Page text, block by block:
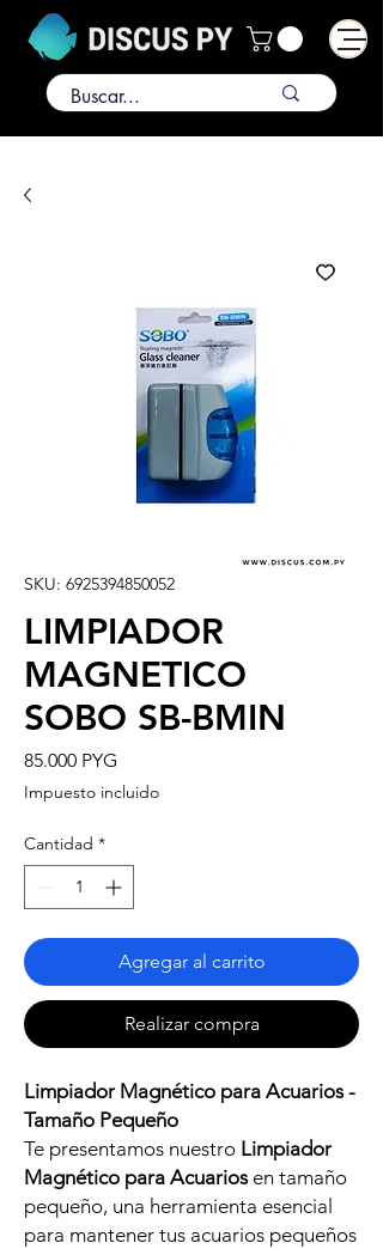
SKU: 6925394850052
LIMPIADOR
MAGNETICO
SOBO SB-BMIN
85.000 PYG
Impuesto incluido
Cantidad *
Agregar al carrito
Realizar compra
Limpiador Magnético para Acuarios -
Tamaño Pequeño
Te presentamos nuestro Limpiador
Magnético para Acuariosen tamaño
pequeño, una herramienta esencial
para mantener tus acuarios pequeños